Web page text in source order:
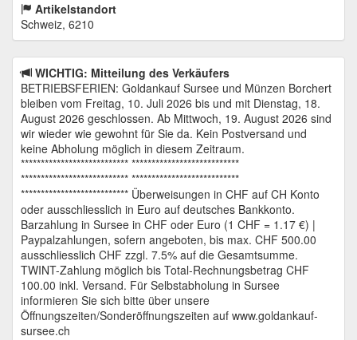
Artikelstandort
Schweiz, 6210
WICHTIG: Mitteilung des Verkäufers
BETRIEBSFERIEN: Goldankauf Sursee und Münzen Borchert
bleiben vom Freitag, 10. Juli 2026 bis und mit Dienstag, 18.
August 2026 geschlossen. Ab Mittwoch, 19. August 2026 sind
wir wieder wie gewohnt für Sie da. Kein Postversand und
keine Abholung möglich in diesem Zeitraum.
*************************** ***************************
*************************** ***************************
*************************** Überweisungen in CHF auf CH Konto
oder ausschliesslich in Euro auf deutsches Bankkonto.
Barzahlung in Sursee in CHF oder Euro (1 CHF = 1.17 €) |
Paypalzahlungen, sofern angeboten, bis max. CHF 500.00
ausschliesslich CHF zzgl. 7.5% auf die Gesamtsumme.
TWINT-Zahlung möglich bis Total-Rechnungsbetrag CHF
100.00 inkl. Versand. Für Selbstabholung in Sursee
informieren Sie sich bitte über unsere
Öffnungszeiten/Sonderöffnungszeiten auf www.goldankauf-
sursee.ch